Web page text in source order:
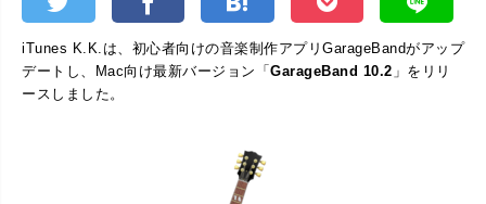
iTunes K.K.は、初心者向けの音楽制作アプリGarageBandがアップ
デートし、Mac向け最新バージョン「GarageBand 10.2 」をリリ
ースしました。